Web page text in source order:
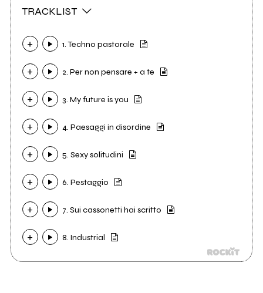
TRACKLIST
1. Techno pastorale
2. Per non pensare + a te
3. My future is you
4. Paesaggi in disordine
5. Sexy solitudini
6. Pestaggio
7. Sui cassonetti hai scritto
8. Industrial